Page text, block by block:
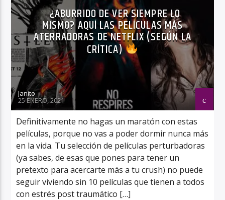
¿ABURRIDO DE VER SIEMPRE LO
MISMO? AQUÍ LAS PELÍCULAS MÁS
ATERRADORAS DE NETFLIX (SEGÚN LA
CRÍTICA)
Janito
25 ENERO, 2021
Definitivamente no hagas un maratón con estas
películas, porque no vas a poder dormir nunca más
en la vida. Tu selección de películas perturbadoras
(ya sabes, de esas que pones para tener un
pretexto para acercarte más a tu crush) no puede
seguir viviendo sin 10 películas que tienen a todos
con estrés post traumático […]